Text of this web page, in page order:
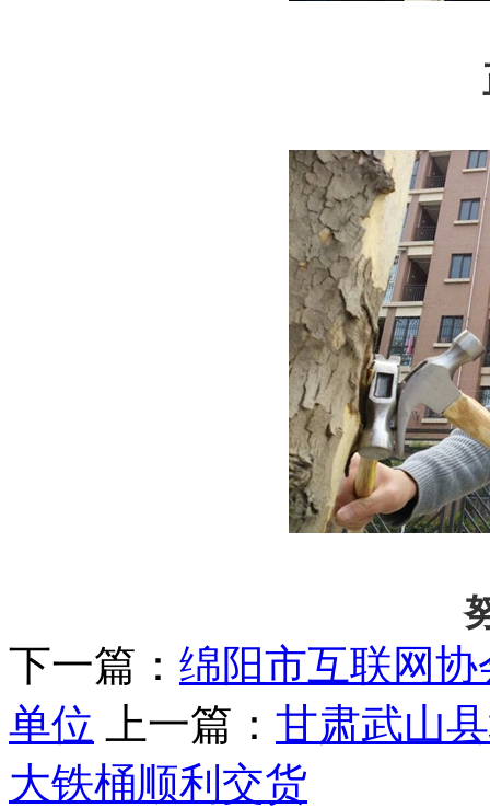
下一篇： 绵阳市互联网
单位
上一篇： 甘肃武山
大铁桶顺利交货